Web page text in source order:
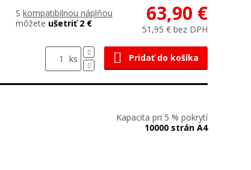
S kompatibilnou náplňou
môžete ušetriť 2 € 63,90 €
51,95 € bez DPH
ks Pridať do košíka
Kapacita pri 5 % pokrytí
10000 strán A4